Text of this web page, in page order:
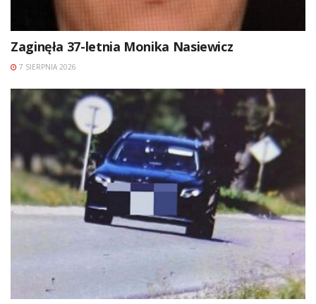
Zaginęła 37-letnia Monika Nasiewicz
7 SIERPNIA 2026